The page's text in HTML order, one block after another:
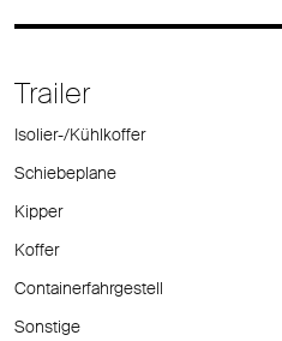
Trailer
Isolier-/Kühlkoffer
Schiebeplane
Kipper
Koffer
Containerfahrgestell
Sonstige